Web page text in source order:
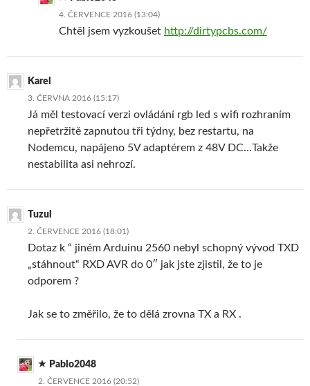
4. ČERVENCE 2016 (13:04)
Chtěl jsem vyzkoušet http://dirtypcbs.com/
Karel
3. ČERVNA 2016 (15:17)
Já měl testovací verzi ovládání rgb led s wifi rozhraním
nepřetržitě zapnutou tři týdny, bez restartu, na
Nodemcu, napájeno 5V adaptérem z 48V DC…Takže
nestabilita asi nehrozí.
Tuzul
2. ČERVENCE 2016 (18:01)
Dotaz k “ jiném Arduinu 2560 nebyl schopný vývod TXD
„stáhnout“ RXD AVR do 0″ jak jste zjistil, že to je
odporem ?
Jak se to změřilo, že to dělá zrovna TX a RX .
Pablo2048
2. ČERVENCE 2016 (20:52)